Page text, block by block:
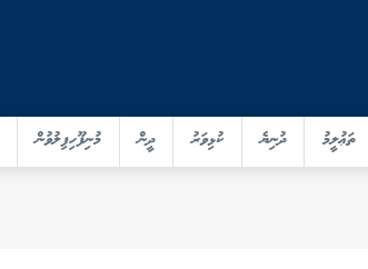
ތަޢުލީމު ދުނިޔެ ކުޅިވަރު ދީން މުނިފޫހިފިލުވުން